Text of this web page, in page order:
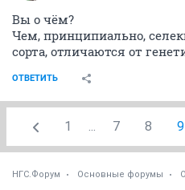
Вы о чём?
Чем, принципиально,
сорта, отличаются от
ОТВЕТИТЬ
1 ... 7 8 9
НГС.Форум Основные форумы